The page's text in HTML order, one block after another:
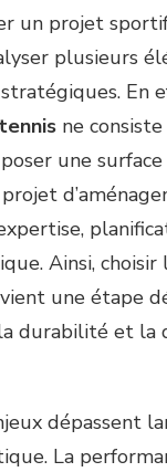
un projet
plusieurs
En
ne consiste
une surface
Ainsi, choisir
une étape
durabilité et la
dépassent
La